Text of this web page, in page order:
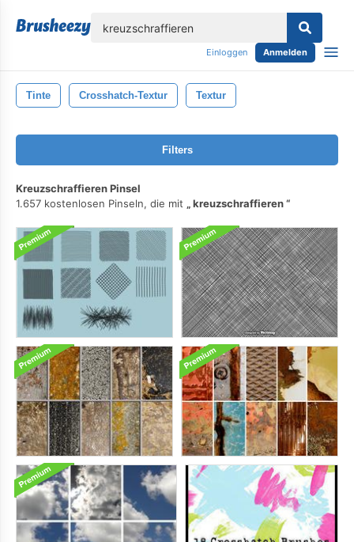
Einloggen Anmelden
Tinte Crosshatch-Textur Textur
Filters
Kreuzschraffieren Pinsel
1.657 kostenlosen Pinseln, die mit
kreuzschraffieren